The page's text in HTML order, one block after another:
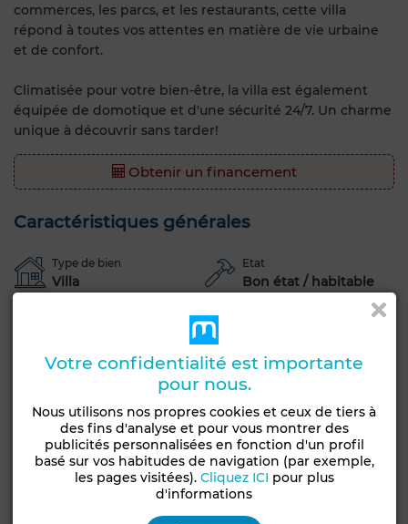
commerces, les parcs, et les restaurants, cette villa
répond à toutes vos attentes en matière de vie urbaine
et de confort.
Climatisée pour votre bien-être, la villa est également
équipée de domotique et d'une sécurité 24/7. Un charme
unique à découvrir sans tarder!
Obtenir un financement
Caractéristiques générales
Type de bien
Villa
Etat
Bon état / habitable
Type du sol Nombre d'étages
2
Jardin Terrasse Garage Piscine
Chambre rangement Entre-seul Climatisation
Chauffage central Sécurité Double vitrage
Votre confidentialité est importante
pour nous.
Nous utilisons nos propres cookies et ceux de tiers à
des fins d'analyse et pour vous montrer des
publicités personnalisées en fonction d'un profil
basé sur vos habitudes de navigation (par exemple,
les pages visitées). Cliquez ICI pour plus
d'informations